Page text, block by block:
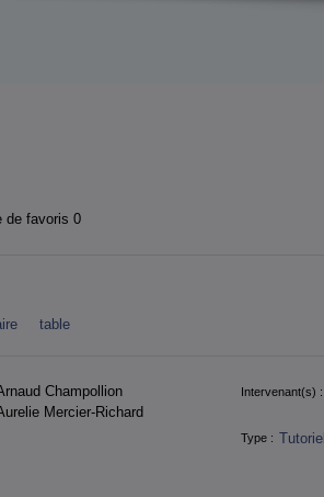
de favoris 0
table
Champollion
Mercier-Richard
Intervenant(s) :
Type : Tutoriel